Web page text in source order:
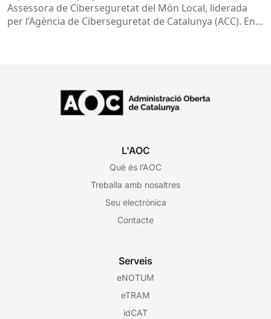
Assessora de Ciberseguretat del Món Local, liderada
per l’Agència de Ciberseguretat de Catalunya (ACC). En
L'AOC
Què és l’AOC
Treballa amb nosaltres
Seu electrònica
Contacte
Serveis
eNOTUM
eTRAM
idCAT